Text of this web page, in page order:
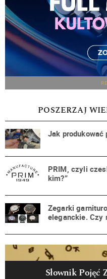
POSZERZAJ
Jak produkować
PRIM, czyli
kim?”
Zegarki
eleganckie. Czy
Słownik Pojęć